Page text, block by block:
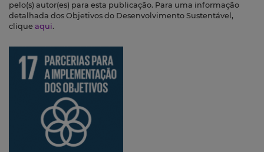
pelo(s) autor(es) para esta publicação. Para uma informação
detalhada dos Objetivos do Desenvolvimento Sustentável,
clique aqui.